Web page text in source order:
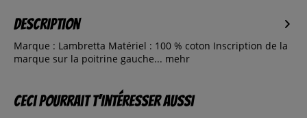
Description
Marque : Lambretta Matériel : 100 % coton Inscription de la
marque sur la poitrine gauche... mehr
Ceci pourrait t’intéresser aussi